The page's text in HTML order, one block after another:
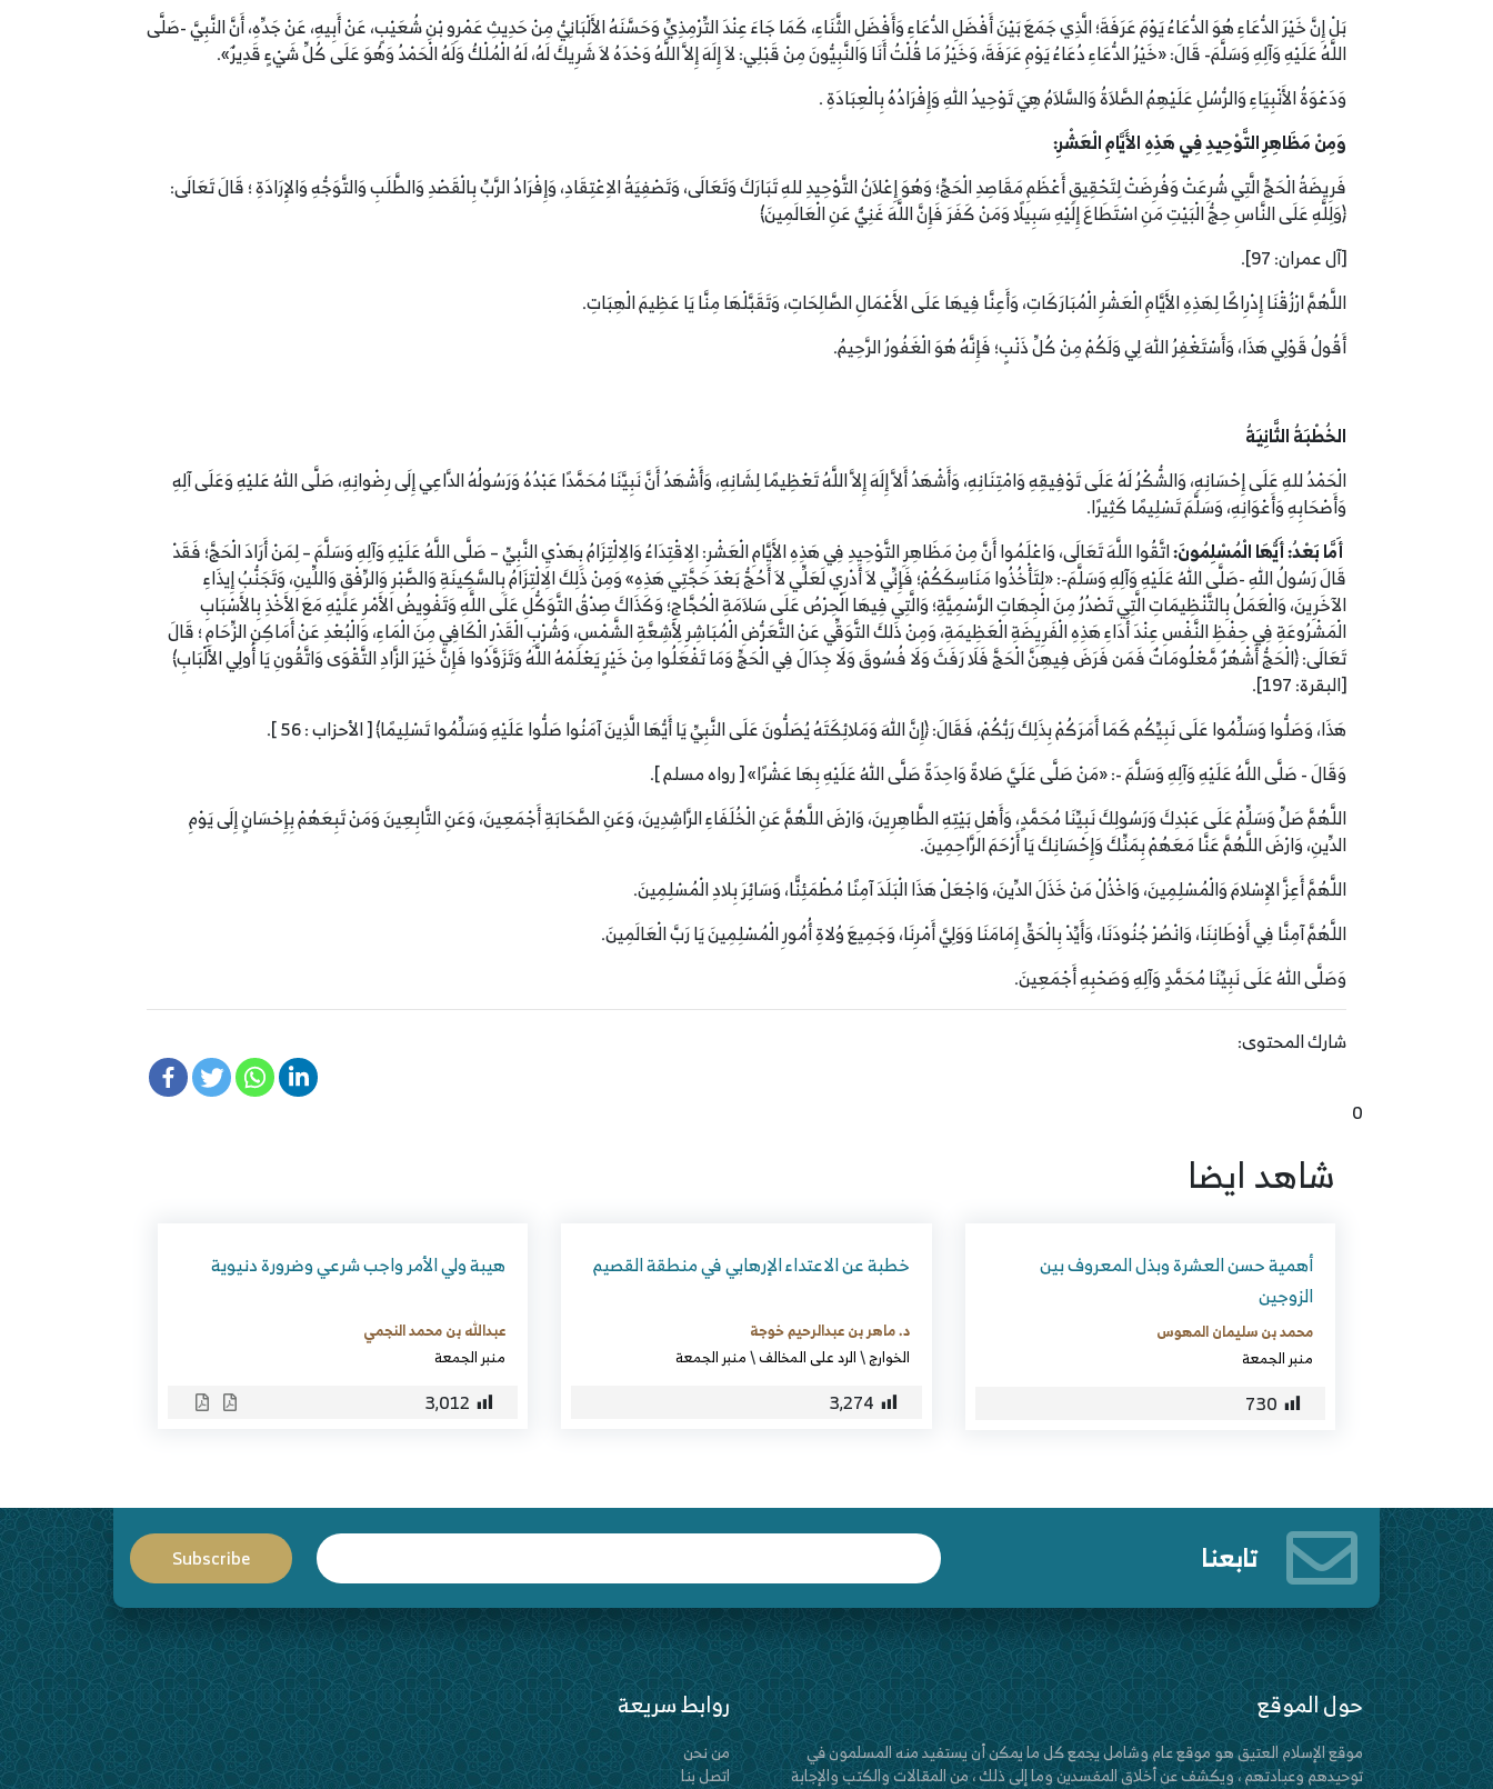
بَلْ إِنَّ خَيْرَ الدُّعَاءِ هُوَ الدُّعَاءُ يَوْمَ عَرَفَةَ؛ الَّذِي جَمَعَ بَيْنَ أَفْضَلِ الدُّعَاءِ وَأَفْضَلِ الثَّنَاءِ، كَمَا جَاءَ عِنْدَ التِّرْمِذِيِّ وَحَسَّنَهُ الأَلْبَانِيُّ مِنْ حَدِيثِ عَمْرِو بْنِ شُعَيْبٍ، عَنْ أَبِيهِ، عَنْ جَدِّهِ، أَنَّ النَّبِيَّ -صَلَّى
اللَّهُ عَلَيْهِ وَآلِهِ وَسَلَّمَ- قَالَ: «خَيْرُ الدُّعَاءِ دُعَاءُ يَوْمِ عَرَفَةَ، وَخَيْرُ مَا قُلْتُ أَنَا وَالنَّبِيُّونَ مِنْ قَبْلِي: لاَ إِلَهَ إِلاَّ اللَّهُ وَحْدَهُ لاَ شَرِيكَ لَهُ، لَهُ الْمُلْكُ وَلَهُ الْحَمْدُ وَهُوَ عَلَى كُلِّ شَيْءٍ قَدِيرٌ».
وَدَعْوَةُ الأَنْبِيَاءِ وَالرُّسُلِ عَلَيْهِمُ الصَّلاَةُ وَالسَّلاَمُ هِيَ تَوْحِيدُ اللهِ وَإِفْرَادُهُ بِالْعِبَادَةِ .
وَمِنْ مَظَاهِرِ التَّوْحِيدِ فِي هَذِهِ الأَيَّامِ الْعَشْرِ:
فَرِيضَةُ الْحَجِّ الَّتِي شُرِعَتْ وَفُرِضَتْ لِتَحْقِيقِ أَعْظَمِ مَقَاصِدِ الْحَجِّ؛ وَهُوَ إِعْلاَنُ التَّوْحِيدِ للهِ تَبَارَكَ وَتَعَالَى، وَتَصْفِيَةُ الاِعْتِقَادِ، وَإِفْرَادُ الرَّبِّ بِالْقَصْدِ وَالطَّلَبِ وَالتَّوَجُّهِ وَالإِرَادَةِ ؛ قَالَ تَعَالَى:
﴿وَلِلَّهِ عَلَى النَّاسِ حِجُّ الْبَيْتِ مَنِ اسْتَطَاعَ إِلَيْهِ سَبِيلًا وَمَنْ كَفَرَ فَإِنَّ اللَّهَ غَنِيٌّ عَنِ الْعَالَمِينَ﴾
[آل عمران: 97].
اللَّهُمَّ ارْزُقْنَا إِدْرِاكًا لِهَذِهِ الأَيَّامِ الْعَشْرِ الْمُبَارَكَاتِ، وَأَعِنَّا فِيهَا عَلَى الأَعْمَالِ الصَّالِحَاتِ، وَتَقَبَّلْهَا مِنَّا يَا عَظِيمَ الْهِبَاتِ.
أَقُولُ قَوْلِي هَذَا، وَأَسْتَغْفِرُ اللهَ لِي وَلَكُمْ مِنْ كُلِّ ذَنْبٍ؛ فَإِنَّهُ هُوَ الْغَفُورُ الرَّحِيمُ.
الخُطْبَةُ الثَّانِيَةُ
الْحَمْدُ للهِ عَلَى إِحْسَانِهِ، وَالشُّكْرُ لَهُ عَلَى تَوْفِيقِهِ وَامْتِنَانِهِ، وَأَشْهَدُ أَلاَّ إِلَهَ إِلاَّ اللَّهُ تَعْظِيمًا لِشَانِهِ، وَأَشْهَدُ أَنَّ نَبِيَّنَا مُحَمَّدًا عَبْدُهُ وَرَسُولُهُ الدَّاعِي إِلَى رِضْوانِهِ، صَلَّى اللهُ عَليْهِ وَعَلَى آلِهِ
وَأَصْحَابِهِ وَأَعْوَانِهِ، وَسَلَّمَ تَسْلِيمًا كَثِيرًا.
أَمَّا بَعْدُ: أَيُّهَا الْمُسْلِمُونَ:اتَّقُوا اللَّهَ تَعَالَى، وَاعْلَمُوا أَنَّ مِنْ مَظَاهِرِ التَّوْحِيدِ فِي هَذِهِ الأَيَّامِ الْعَشْرِ: الِاقْتِدَاءُ وَالِالْتِزَامُ بِهَدْيِ النَّبِيِّ – صَلَّى اللَّهُ عَلَيْهِ وَآلِهِ وَسَلَّمَ – لِمَنْ أَرَادَ الْحَجَّ؛ فَقَدْ
قَالَ رَسُولُ اللهِ -صَلَّى اللهُ عَلَيْهِ وَآلِهِ وَسَلَّمَ-: «لِتَأْخُذُوا مَنَاسِكَكُمْ؛ فَإِنِّي لاَ أَدْرِي لَعَلِّي لاَ أَحُجُّ بَعْدَ حَجَّتِي هَذِهِ» وَمِنْ ذَلِكَ الِالْتِزَامُ بِالسَّكِينَةِ وَالصَّبْرِ وَالرِّفْقِ وَاللِّينِ، وَتَجَنُّبُ إِيذَاءِ
الآخَرِينَ، وَالْعَمَلُ بِالتَّنْظِيمَاتِ الَّتِي تَصْدُرُ مِنَ الْجِهَاتِ الرَّسْمِيَّةِ؛ وَالَّتِي فِيهَا الْحِرْصُ عَلَى سَلاَمَةِ الْحُجَّاجِ؛ وَكَذَاكَ صِدْقُ التَّوَكُّلِ عَلَى اللَّهِ وَتَفْوِيضُ الأَمْرِ عَلَيْهِ مَعَ الأَخْذِ بِالأَسْبَابِ
الْمَشْرُوعَةِ فِي حِفْظِ النَّفْسِ عِنْدَ أَدَاءِ هَذِهِ الْفَرِيِضَةِ الْعَظِيمَةِ، وَمِنْ ذَلكَ التَّوَقِّي عَنْ التَّعَرُّضِ الْمُبَاشِرِ لِأَشِعَّةِ الشَّمْسِ، وَشُرْبِ الْقَدْرِ الْكَافِي مِنَ الْمَاءِ، وَالْبُعْدِ عَنْ أَمَاكِنِ الزِّحَامِ ؛ قَالَ
تَعَالَى: ﴿الْحَجُّ أَشْهُرٌ مَّعْلُومَاتٌ فَمَن فَرَضَ فِيهِنَّ الْحَجَّ فَلَا رَفَثَ وَلَا فُسُوقَ وَلَا جِدَالَ فِي الْحَجِّ وَمَا تَفْعَلُوا مِنْ خَيْرٍ يَعْلَمْهُ اللَّهُ وَتَزَوَّدُوا فَإِنَّ خَيْرَ الزَّادِ التَّقْوَى وَاتَّقُونِ يَا أُولِي الأَلْبَابِ﴾
[البقرة: 197].
هَذَا، وَصَلُّوا وَسَلِّمُوا عَلَى نَبِيِّكُم كَمَا أَمَرَكُمْ بِذَلِكَ رَبُّكُمْ، فَقَالَ: ﴿إِنَّ اللهَ وَمَلائِكَتَهُ يُصَلُّونَ عَلَى النَّبِيِّ يَا أَيُّهَا الَّذِينَ آمَنُوا صَلُّوا عَلَيْهِ وَسَلِّمُوا تَسْلِيمًا﴾ [ الأحزاب : 56 ].
وَقَالَ ‏- صَلَّى اللَّهُ عَلَيْهِ وَآلِهِ وَسَلَّمَ -: «مَنْ صَلَّى عَلَيَّ صَلاةً وَاحِدَةً صَلَّى اللهُ عَلَيْهِ بِهَا عَشْرًا» [ رواه مسلم ].
اللَّهُمَّ صَلِّ وَسَلِّمْ عَلَى عَبْدِكَ وَرَسُولِكَ نَبِيِّنَا مُحَمَّدٍ، وَأَهْلِ بَيْتِهِ الطَّاهِرِينَ، وَارْضَ اللَّهُمَّ عَنِ الْخُلَفَاءِ الرَّاشِدِينَ، وَعَنِ الصَّحَابَةِ أَجْمَعِينَ، وَعَنِ التَّابِعِينَ وَمَنْ تَبِعَهُمْ بِإِحْسَانٍ إِلَى يَوْمِ
الدِّينِ، وَارْضَ اللَّهُمَّ عَنَّا مَعَهُمْ بِمَنِّكَ وَإِحْسَانِكَ يَا أَرْحَمَ الرَّاحِمِينَ.
اللَّهُمَّ أَعِزَّ الإِسْلامَ وَالْمُسْلِمِينَ، وَاخْذُلْ مَنْ خَذَلَ الدِّينَ، وَاجْعَلْ هَذَا الْبَلَدَ آمِنًا مُطْمَئِنًّا، وَسَائِرَ بِلادِ الْمُسْلِمِينَ.
اللَّهُمَّ آمِنَّا فِي أَوْطَانِنَا، وَانْصُرْ جُنُودَنَا، وَأَيِّدْ بِالْحَقِّ إِمَامَنَا وَوَلِيَّ أَمْرِنَا، وَجَمِيعَ وُلاةِ أُمُورِ الْمُسْلِمِينَ يَا رَبَّ الْعَالَمِينَ.
وَصَلَّى اللهُ عَلَى نَبِيِّنَا مُحَمَّدٍ وَآلِهِ وَصَحْبِهِ أَجْمَعِينَ.
شارك المحتوى:
0
شاهد ايضا
أهمية حسن العشرة وبذل المعروف بين
الزوجين
محمد بن سليمان المهوس
منبر الجمعة
730
خطبة عن الاعتداء الإرهابي في منطقة القصيم
د. ماهر بن عبدالرحيم خوجة
الخوارج\الرد على المخالف\منبر الجمعة
3٬274
هيبة ولي الأمر واجب شرعي وضرورة دنيوية
عبدالله بن محمد النجمي
منبر الجمعة
3٬012
تابعنا
حول الموقع
موقع الإسلام العتيق هو موقع عام وشامل يجمع كل ما يمكن أن يستفيد منه المسلمون في
توحيدهم وعبادتهم ، ويكشف عن أخلاق المفسدين وما إلى ذلك ، من المقالات والكتب والإجابة
روابط سريعة
من نحن
اتصل بنا